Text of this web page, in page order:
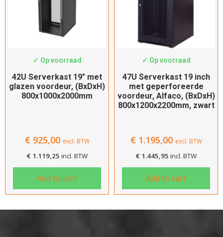
✓ Op voorraad
42U Serverkast 19″ met
glazen voordeur, (BxDxH)
800x1000x2000mm
€925,00 excl. BTW
€ 1.119,25 incl. BTW
Add to cart
SWS-8247DD
✓ Op voorraad
47U Serverkast 19 inch
met geperforeerde
voordeur, Alfaco, (BxDxH)
800x1200x2200mm, zwart
€1.195,00 excl. BTW
€ 1.445,95 incl. BTW
Add to cart
Geperforeerd
Glas
Type achterdeur
Zwart
Filteren